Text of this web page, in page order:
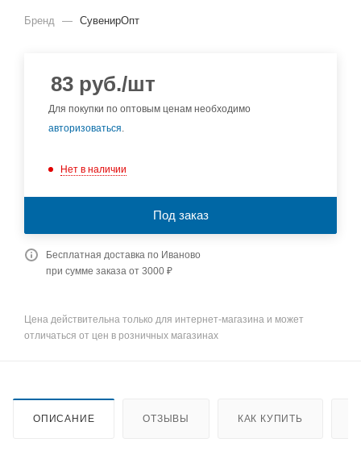
Бренд — СувенирОпт
83 руб./шт
Для покупки по оптовым ценам необходимо
авторизоваться.
Нет в наличии
Под заказ
Бесплатная доставка по Иваново
при сумме заказа от 3000 ₽
Цена действительна только для интернет-магазина и может
отличаться от цен в розничных магазинах
ОПИСАНИЕ ОТЗЫВЫ КАК КУПИТЬ